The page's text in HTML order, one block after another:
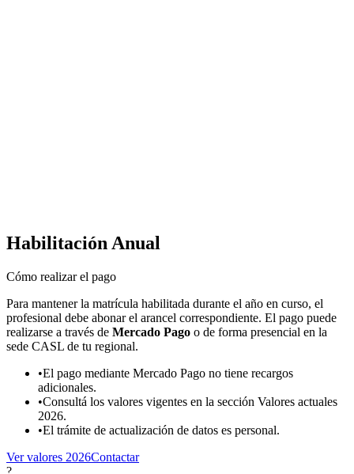
Habilitación Anual
Cómo realizar el pago
Para mantener la matrícula habilitada durante el año en curso, el
profesional debe abonar el arancel correspondiente. El pago puede
realizarse a través de Mercado Pago o de forma presencial en la
sede CASL de tu regional.
•El pago mediante Mercado Pago no tiene recargos
adicionales.
•Consultá los valores vigentes en la sección Valores actuales
2026.
•El trámite de actualización de datos es personal.
Ver valores 2026Contactar
?